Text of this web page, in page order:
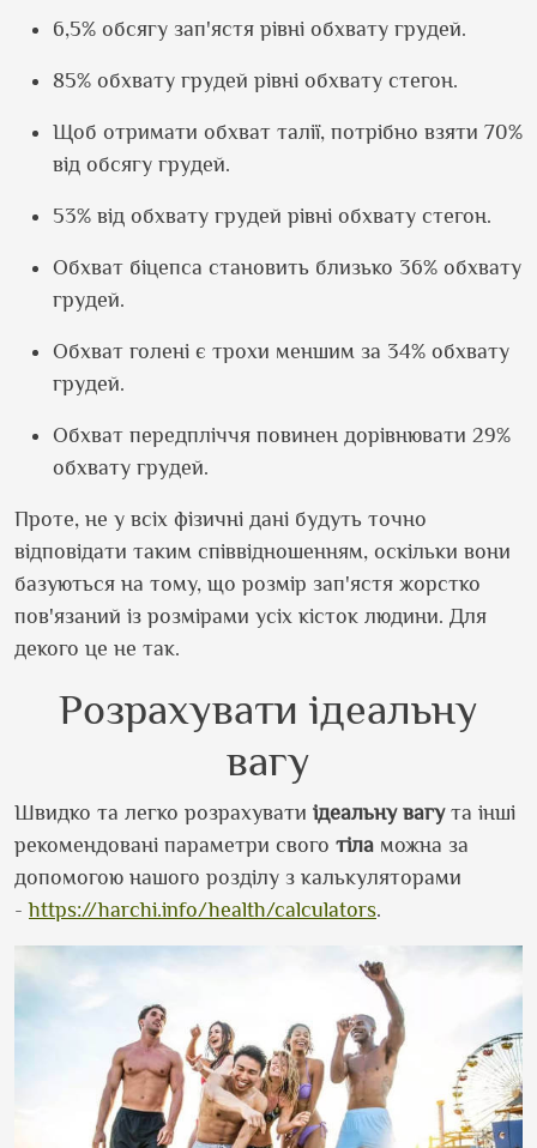
6,5% обсягу зап'ястя рівні обхвату грудей.
85% обхвату грудей рівні обхвату стегон.
Щоб отримати обхват талії, потрібно взяти 70%
від обсягу грудей.
53% від обхвату грудей рівні обхвату стегон.
Обхват біцепса становить близько 36% обхвату
грудей.
Обхват голені є трохи меншим за 34% обхвату
грудей.
Обхват передпліччя повинен дорівнювати 29%
обхвату грудей.
Проте, не у всіх фізичні дані будуть точно
відповідати таким співвідношенням, оскільки вони
базуються на тому, що розмір зап'ястя жорстко
пов'язаний із розмірами усіх кісток людини. Для
декого це не так.
Розрахувати ідеальну
вагу
Швидко та легко розрахувати ідеальну вагута інші
рекомендовані параметри свого тіла можна за
допомогою нашого розділу з калькуляторами
-https://harchi.info/health/calculators.